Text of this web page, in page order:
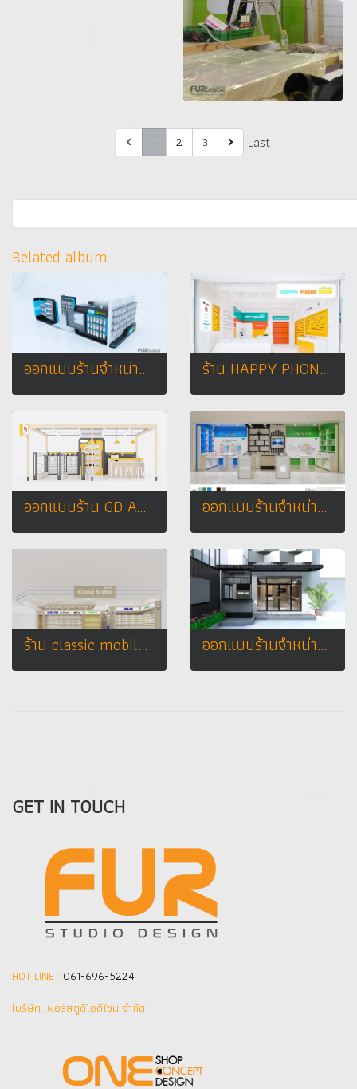
1 2 3 Last
Related album
ออกแบบร้านจำหน่ายมือถือ ร้าน PMB - GROUP @ เดอะมอลล์บางกะปิ ร้าน HAPPY PHONE SHOP 2 สาขา เทสโก้ โลตัส อ.กุฉินารายณ์ จ.กาฬสินธุ์
ออกแบบร้าน GD ACCESSORIES เมืองทองธานี จ. นนทบุรี ออกแบบร้านจำหน่ายมือถือ oppo & vivo LANMARK PLAZA @ อุดรธานี Owner : คุณเก๋
ร้าน classic mobile จ. ลพบุรี ออกแบบร้านจำหน่ายมือถือ ร้าน Call Center อ.เมือง จ. สุรินทร์
GET IN TOUCH
HOT LINE : 061-696-5224
(บริษัท เฟอร์สตูดิโอดีไซน์ จำกัด]